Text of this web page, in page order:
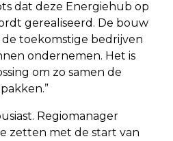
dat deze Energiehub op
gerealiseerd. De bouw
toekomstige bedrijven
ondernemen. Het is
om zo samen de
Regiomanager
zetten met de start van